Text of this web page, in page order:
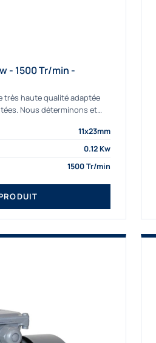
- 1500 Tr/min -
très haute qualité adaptée
Nous déterminons et
11x23mm
0.12 Kw
1500 Tr/min